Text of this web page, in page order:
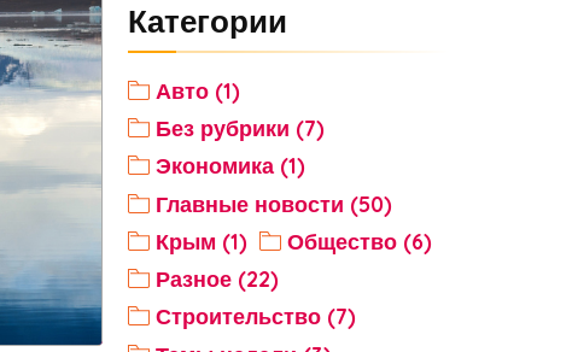
Категории
Авто (1)
Без рубрики (7)
Экономика (1)
Главные новости (50)
Крым (1)
Общество (6)
Разное (22)
Строительство (7)